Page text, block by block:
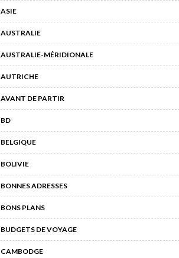
ASIE
AUSTRALIE
AUSTRALIE-MÉRIDIONALE
AUTRICHE
AVANT DE PARTIR
BD
BELGIQUE
BOLIVIE
BONNES ADRESSES
BONS PLANS
BUDGETS DE VOYAGE
CAMBODGE